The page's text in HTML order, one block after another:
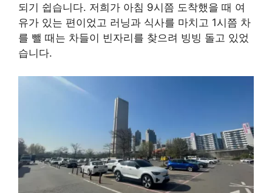
되기 쉽습니다. 저희가 아침 9시쯤 도착했을 때 여
유가 있는 편이었고 러닝과 식사를 마치고 1시쯤 차
를 뺄 때는 차들이 빈자리를 찾으려 빙빙 돌고 있었
습니다.